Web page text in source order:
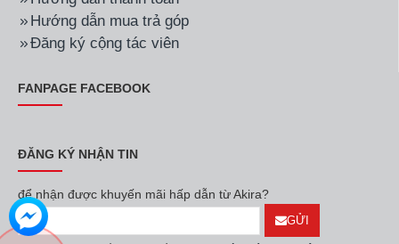
Hãng: LG Mã SP: F2517SNTG
Máy giặt LG AI DD
Hãng: LG
Máy sấy bơm nhiệt LG